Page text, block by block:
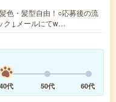
色・髪型自由！○応募後の流
ク↓メールにてw…
40代 50代 60代